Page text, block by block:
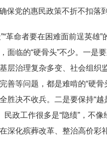
保党的惠民政策不折不扣落
”“革命者要在困难面前逞英
面临的“硬骨头”不少。一是
层治理复杂多变、社会组
善等问题，都是难啃的“硬
胜决不收兵。二是要保持“
民政工作很多是“隐绩”，不
深化殡葬改革、整治高价